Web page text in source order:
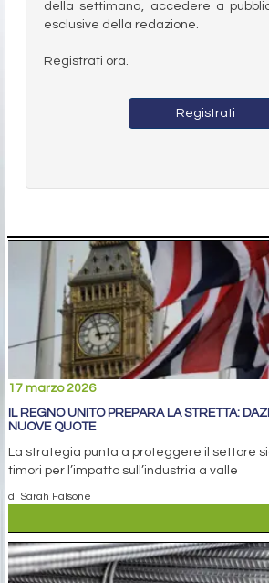
della settimana, accedere a
esclusive della redazione.
Registrati ora.
Registrati
17 marzo 2026
IL REGNO UNITO PREPARA LA STRETTA:
NUOVE QUOTE
La strategia punta a proteggere il settore
timori per l’impatto sull’industria a valle
di Sarah Falsone